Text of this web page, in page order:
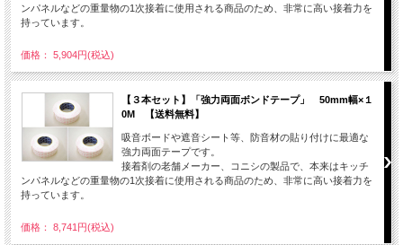
ンパネルなどの重量物の1次接着に使用される商品のため、非常に高い接着力を
持っています。
価格： 5,904円(税込)
【３本セット】「強力両面ボンドテープ」 50mm幅×１
0M 【送料無料】
吸音ボードや遮音シート等、防音材の貼り付けに最適な
強力両面テープです。
接着剤の老舗メーカー、コニシの製品で、本来はキッチ
ンパネルなどの重量物の1次接着に使用される商品のため、非常に高い接着力を
持っています。
価格： 8,741円(税込)